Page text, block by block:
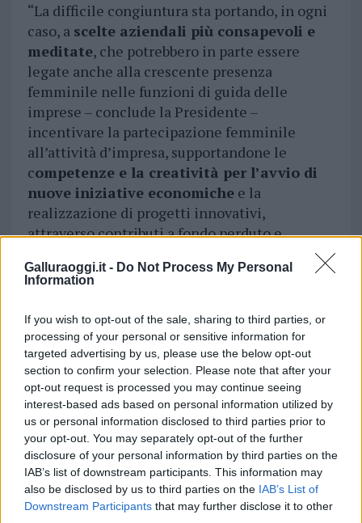
Galluraoggi.it - Do Not Process My Personal
Information
If you wish to opt-out of the sale, sharing to third parties, or
processing of your personal or sensitive information for
targeted advertising by us, please use the below opt-out
section to confirm your selection. Please note that after your
opt-out request is processed you may continue seeing
interest-based ads based on personal information utilized by
us or personal information disclosed to third parties prior to
your opt-out. You may separately opt-out of the further
disclosure of your personal information by third parties on the
IAB’s list of downstream participants. This information may
also be disclosed by us to third parties on the IAB’s List of
Downstream Participants that may further disclose it to other
“La difficile congiuntura sta portando, in ogni
caso, a scelte aziendali più consapevoli e
meditate, che potrebbero in parte essere
legate anche alla crescente presenza
femminile nelle funzioni di guida delle
imprese – conclude la Presidente –
incentivare la partecipazione femminile
all’attività d’impresa, supportandone le
competenze e la creatività per l’avvio di
nuove iniziative economichee la
realizzazione di progetti innovativi,
attraverso contributi a fondo perduto e
finanziamenti agevolati, è la strada giusta per
una società più equa e inclusiva”.